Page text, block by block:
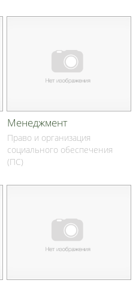
Менеджмент
Право и организация
социального обеспечения
(ПС)